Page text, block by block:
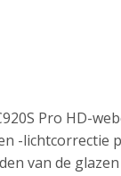
Pro HD-
-lichtcorrectie
van de